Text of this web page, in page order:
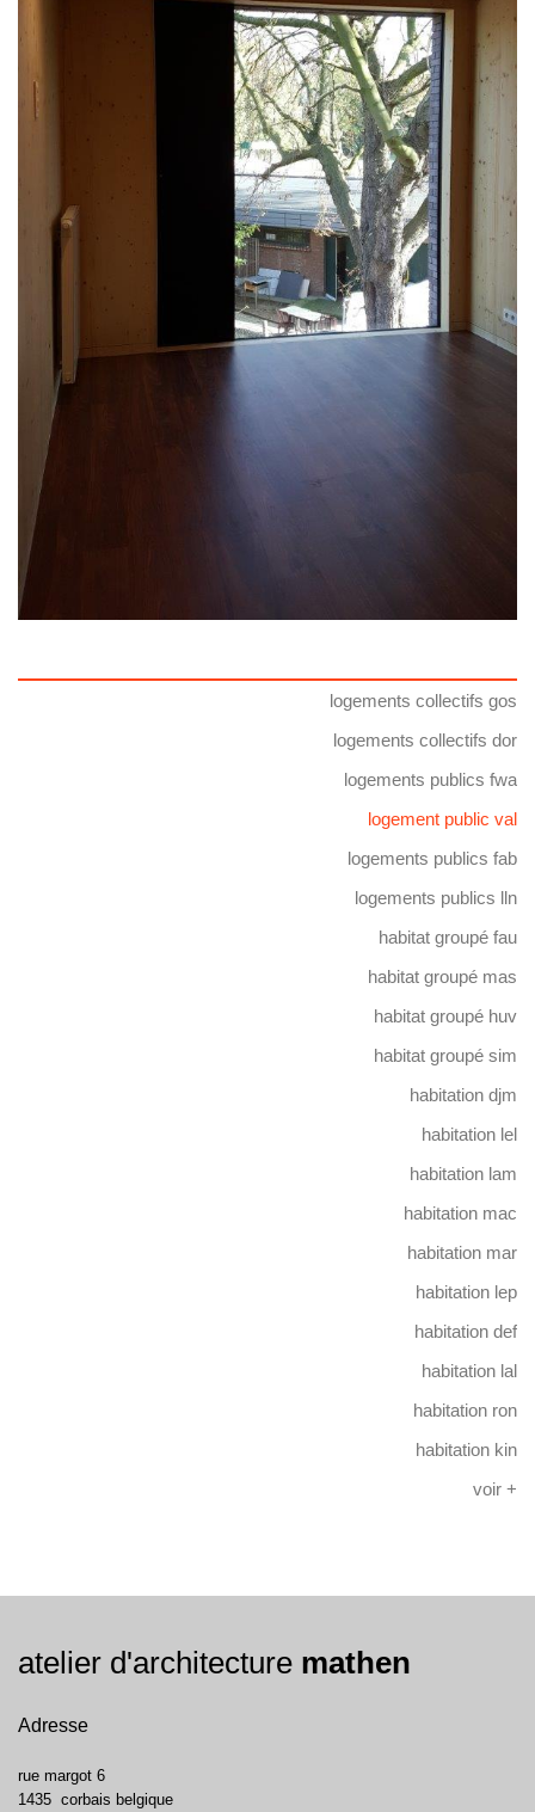
logements collectifs gos
logements collectifs dor
logements publics fwa
logement public val
logements publics fab
logements publics lln
habitat groupé fau
habitat groupé mas
habitat groupé huv
habitat groupé sim
habitation djm
habitation lel
habitation lam
habitation mac
habitation mar
habitation lep
habitation def
habitation lal
habitation ron
habitation kin
voir +
atelier d'architecture mathen
Adresse
rue margot 6
1435 corbais belgique